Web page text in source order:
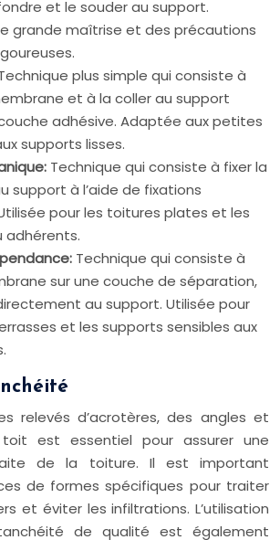
et le souder au support.
grande maîtrise et des précautions
plus simple qui consiste à
et à la coller au support
adhésive. Adaptée aux petites
supports lisses.
Technique qui consiste à fixer la
support à l’aide de fixations
pour les toitures plates et les
adhérents.
Technique qui consiste à
sur une couche de séparation,
au support. Utilisée pour
et les supports sensibles aux
relevés d’acrotères, des angles et
est essentiel pour assurer une
de la toiture. Il est important
de formes spécifiques pour traiter
et éviter les infiltrations. L’utilisation
de qualité est également